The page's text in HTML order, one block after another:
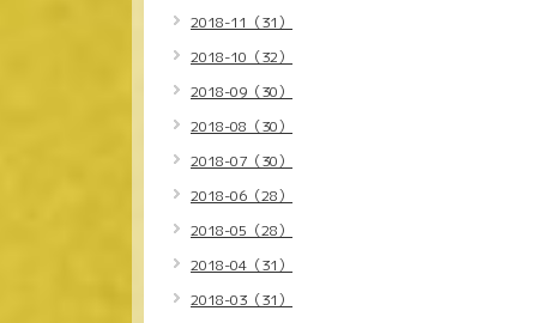
2018-11（31）
2018-10（32）
2018-09（30）
2018-08（30）
2018-07（30）
2018-06（28）
2018-05（28）
2018-04（31）
2018-03（31）